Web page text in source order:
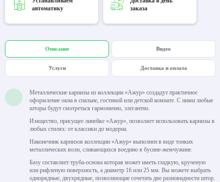
автоматику
заказа
Описание Видео
Услуги Доставка и оплата
Металлические карнизы из коллекции «Ажур» создадут практичное
оформление окна в спальне, гостиной или детской комнате. С ними любые
шторы будут смотреться гармонично, элегантно.
Изящество, присущее линейке «Ажур», позволяет использовать карнизы в
любых стилях: от классики до модерна.
Наконечник карнизов коллекции «Ажур» выполнен в виде тонких
металлических волн, сливающихся воедино в бусине-жемчужине.
Базу составляет труба-основа которая может иметь гладкую, крученую
или рифленую поверхность, а диаметр 16 или 25 мм. Вы можете выбрать
однорядные, двухрядные, позволяющие сочетать две разновидности штор.